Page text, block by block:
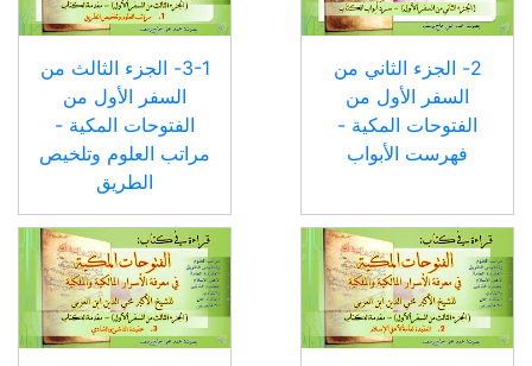
2- الجزء الثاني من
السفر الأول من
الفتوحات المكية -
فهرست الأبواب
3-1- الجزء الثالث من
السفر الأول من
الفتوحات المكية -
مراتب العلوم وتلخيص
الطريق